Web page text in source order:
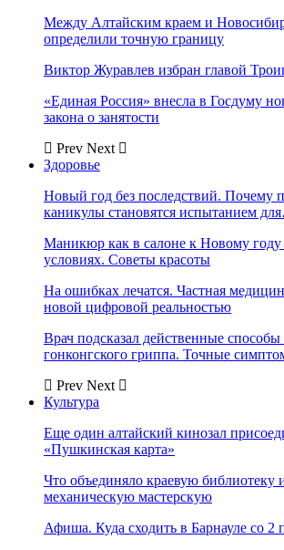
Между Алтайским краем и
определили точную границу
Виктор Журавлев избран главой
«Единая Россия» внесла в Госдуму
закона о занятости
Prev Next
Здоровье
Новый год без последствий. Почему
каникулы становятся испытанием
Маникюр как в салоне к Новому
условиях. Советы красоты
На ошибках лечатся. Частная
новой цифровой реальностью
Врач подсказал действенные
гонконгского гриппа. Точные
Prev Next
Культура
Еще один алтайский кинозал
«Пушкинская карта»
Что объединяло краевую библиотеку
механическую мастерскую
Афиша. Куда сходить в Барнауле со 2